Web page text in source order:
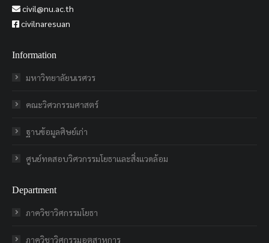
civil@nu.ac.th
civilnaresuan
Information
มหาวิทยาลัยนเรศวร
คณะวิศวกรรมศาสตร์
ฐานข้อมูลศิษย์เก่า
ศูนย์ทดสอบวิศวกรรมโยธาและสิ่งแวดล้อม
Department
ภาควิชาวิศกรรมโยธา
ภาควิชาวิศกรรมอุตสาหการ